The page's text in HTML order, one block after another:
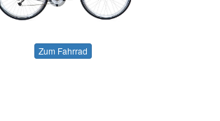
Zum Fahrrad